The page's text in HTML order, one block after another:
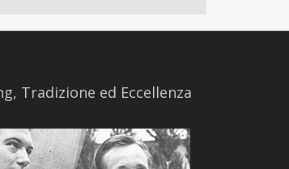
Tradizione ed Eccellenza